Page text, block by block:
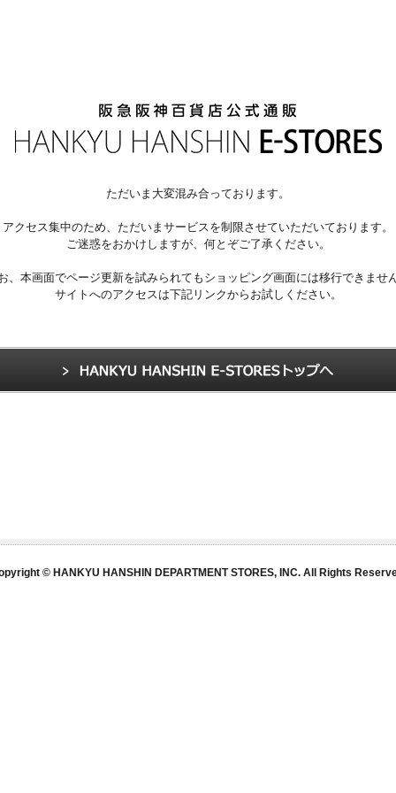
ただいま大変混み合っております。
アクセス集中のため、ただいまサービスを制限させていただいております。
ご迷惑をおかけしますが、何とぞご了承ください。
、本画面でページ更新を試みられてもショッピング画面には移行できませ
サイトへのアクセスは下記リンクからお試しください。
© HANKYU HANSHIN DEPARTMENT STORES, INC. All Rights